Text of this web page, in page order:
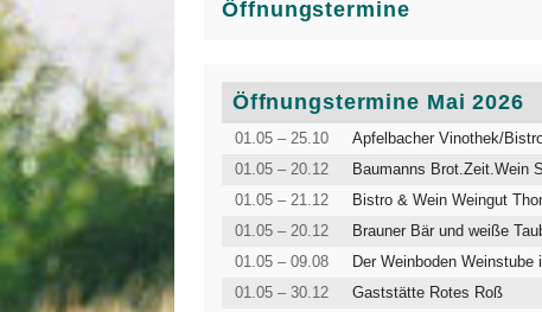
Öffnungstermine
Öffnungstermine Mai 2026
01.05 – 25.10 Apfelbacher Vinothek/
01.05 – 20.12
Baumanns Brot.Zeit.Wein
01.05 – 21.12
Bistro & Wein Weingut
01.05 – 20.12
Brauner Bär und weiße
01.05 – 09.08
Der Weinboden Weinstube
01.05 – 30.12
Gaststätte Rotes Roß